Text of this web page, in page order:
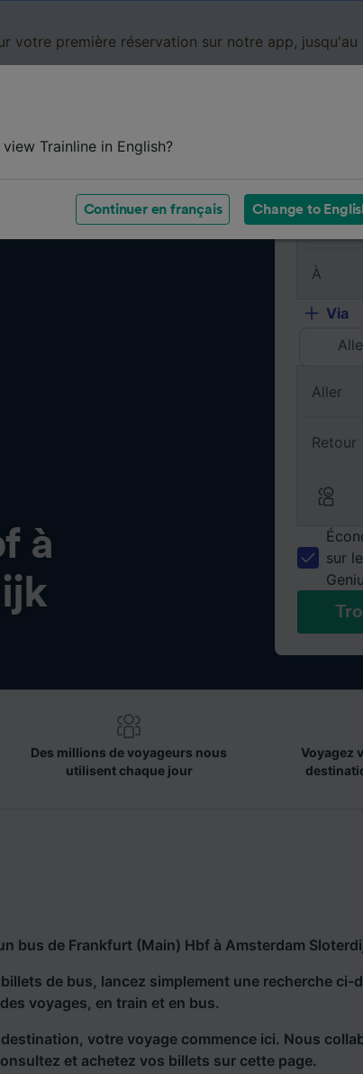
votre première réservation sur notre app,
à
De
À
Via
Aller
Retour
sur
Des millions de voyageurs nous
utilisent chaque jour
Voyagez
bus de Frankfurt (Main) Hbf à Amsterdam
de bus, lancez simplement une recherche
voyages, en train et en bus.
destination, votre voyage commence ici. Nous
et achetez vos billets sur cette page.
Trainline in English?
Continuer en français Change to